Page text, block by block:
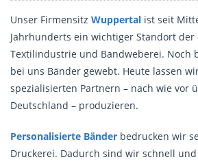
Unser Firmensitz Wuppertal ist seit
Jahrhunderts ein wichtiger Standort der
Textilindustrie und Bandweberei. Noch
bei uns Bänder gewebt. Heute lassen
spezialisierten Partnern – nach wie vor
Deutschland – produzieren.
Personalisierte Bänder bedrucken wir
Druckerei. Dadurch sind wir schnell